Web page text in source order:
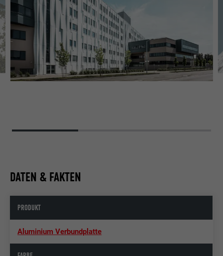
DATEN & FAKTEN
PRODUKT
Aluminium Verbundplatte